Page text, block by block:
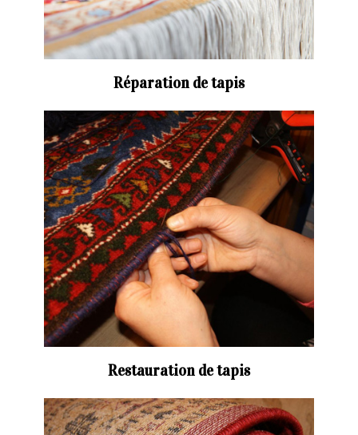
Réparation de tapis
Restauration de tapis